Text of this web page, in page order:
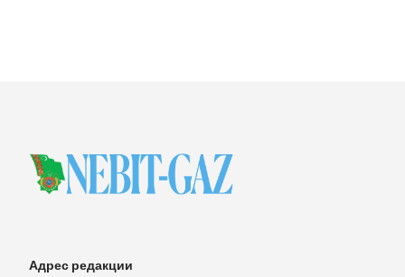
Адрес редакции